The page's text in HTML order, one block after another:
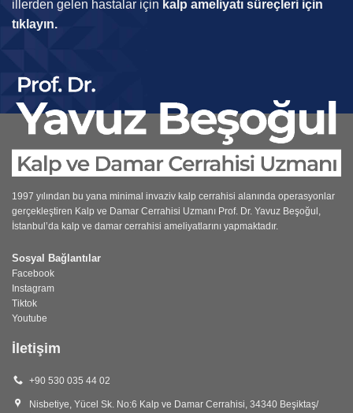
illerden gelen hastalar için kalp ameliyatı süreçleri için
tıklayın.
1997 yılından bu yana minimal invaziv kalp cerrahisi alanında operasyonlar
gerçekleştiren Kalp ve Damar Cerrahisi Uzmanı Prof. Dr. Yavuz Beşoğul,
İstanbul’da kalp ve damar cerrahisi ameliyatlarını yapmaktadır.
Sosyal Bağlantılar
Facebook
Instagram
Tiktok
Youtube
İletişim
+90 530 035 44 02
Nisbetiye, Yücel Sk. No:6 Kalp ve Damar Cerrahisi, 34340 Beşiktaş/